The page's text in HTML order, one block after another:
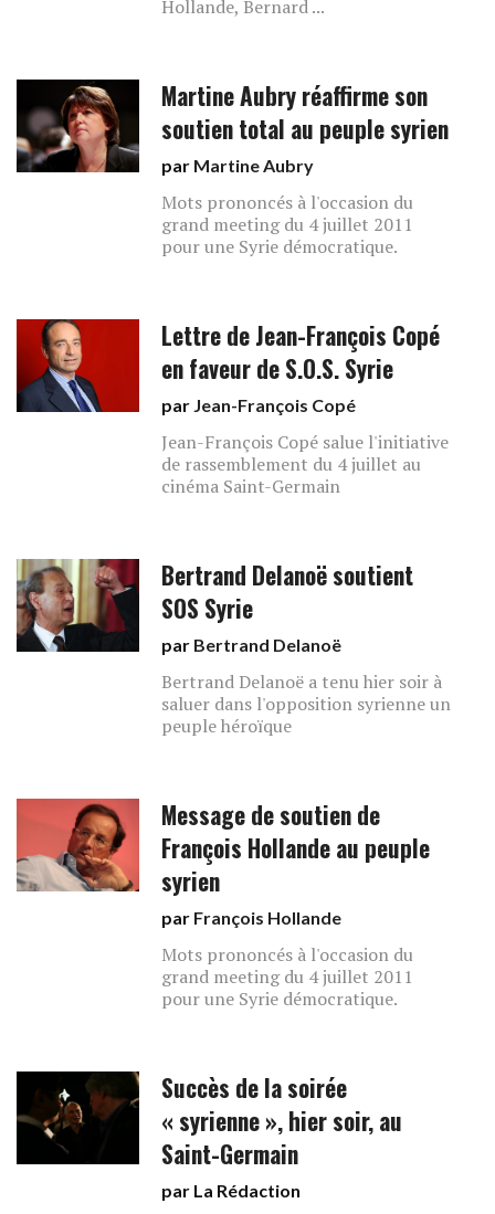
Hollande, Bernard ...
Martine Aubry réaffirme son
soutien total au peuple syrien
par Martine Aubry
Mots prononcés à l'occasion du
grand meeting du 4 juillet 2011
pour une Syrie démocratique.
Lettre de Jean-François Copé
en faveur de S.O.S. Syrie
par Jean-François Copé
Jean-François Copé salue l'initiative
de rassemblement du 4 juillet au
cinéma Saint-Germain
Bertrand Delanoë soutient
SOS Syrie
par Bertrand Delanoë
Bertrand Delanoë a tenu hier soir à
saluer dans l'opposition syrienne un
peuple héroïque
Message de soutien de
François Hollande au peuple
syrien
par François Hollande
Mots prononcés à l'occasion du
grand meeting du 4 juillet 2011
pour une Syrie démocratique.
Succès de la soirée
« syrienne », hier soir, au
Saint-Germain
par La Rédaction